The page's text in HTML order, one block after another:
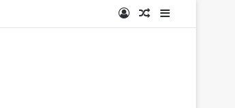
Log InRandom Article
Sidebar